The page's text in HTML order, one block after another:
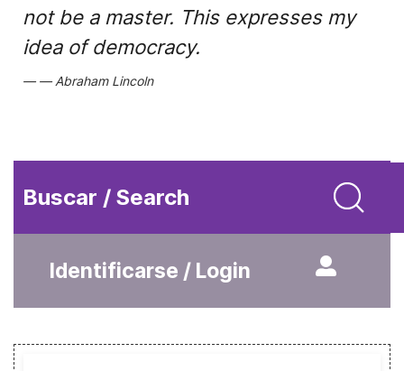
not be a master. This expresses my
idea of democracy.
Abraham Lincoln
Buscar / Search
Identificarse / Login